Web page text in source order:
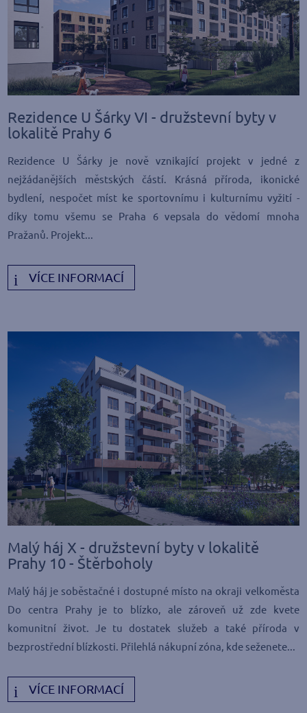
Rezidence U Šárky VI - družstevní byty v
lokalitě Prahy 6
Rezidence U Šárky je nově vznikající projekt v jedné z
nejžádanějších městských částí. Krásná příroda, ikonické
bydlení, nespočet míst ke sportovnímu i kulturnímu vyžití -
díky tomu všemu se Praha 6 vepsala do vědomí mnoha
Pražanů. Projekt...
VÍCE INFORMACÍ
Malý háj X - družstevní byty v lokalitě
Prahy 10 - Štěrboholy
Malý háj je soběstačné i dostupné místo na okraji velkoměsta
Do centra Prahy je to blízko, ale zároveň už zde kvete
komunitní život. Je tu dostatek služeb a také příroda v
bezprostřední blízkosti. Přilehlá nákupní zóna, kde seženete...
VÍCE INFORMACÍ